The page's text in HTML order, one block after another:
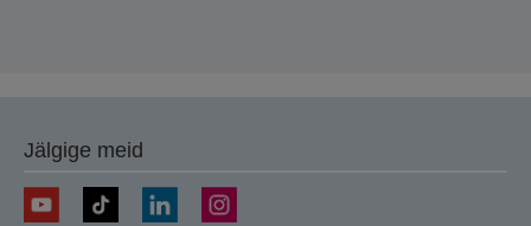
Jälgige meid